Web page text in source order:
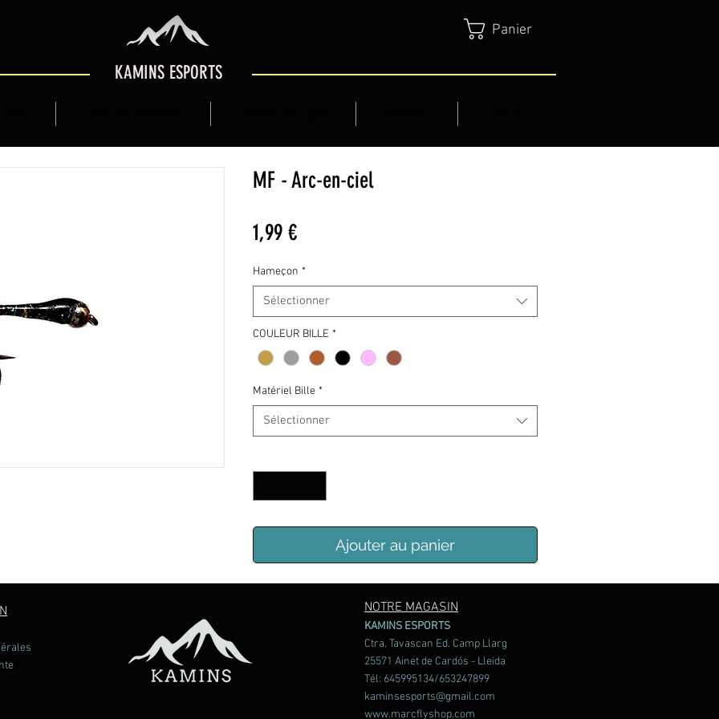
Panier
KAMINS ESPORTS
MF - Arc-en-ciel
1,99 €Prix
Hameçon *
Sélectionner
COULEUR BILLE *
Matériel Bille *
Sélectionner
Ajouter au panier
NOTRE MAGASIN
KAMINS ESPORTS
Ctra. Tavascan Ed. Camp Llarg
25571 Ainet de Cardós - Lleida
Tél: 645995134/653247899
kaminsesports@gmail.com
www.marcflyshop.com